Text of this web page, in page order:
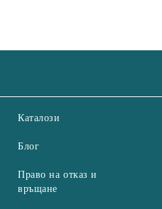
Каталози
Блог
Право на отказ и
връщане